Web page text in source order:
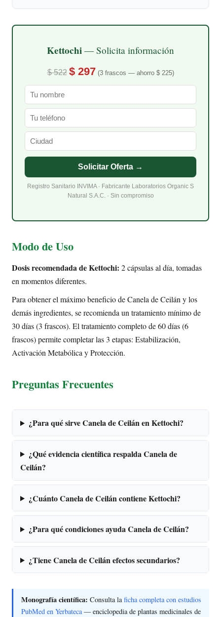
Kettochi — Solicita información
$ 522 $ 297 (3 frascos — ahorro $ 225)
Solicitar Oferta →
Registro Sanitario INVIMA · Fabricante Laboratorios Organic S
Natural S.A.C. · Sin compromiso
Modo de Uso
Dosis recomendada de Kettochi: 2 cápsulas al día, tomadas
en momentos diferentes.
Para obtener el máximo beneficio de Canela de Ceilán y los
demás ingredientes, se recomienda un tratamiento mínimo de
30 días (3 frascos). El tratamiento completo de 60 días (6
frascos) permite completar las 3 etapas: Estabilización,
Activación Metabólica y Protección.
Preguntas Frecuentes
¿Para qué sirve Canela de Ceilán en Kettochi?
¿Qué evidencia científica respalda Canela de
Ceilán?
¿Cuánto Canela de Ceilán contiene Kettochi?
¿Para qué condiciones ayuda Canela de Ceilán?
¿Tiene Canela de Ceilán efectos secundarios?
Monografía científica: Consulta laficha completa con estudios
PubMed en Yerbateca— enciclopedia de plantas medicinales de